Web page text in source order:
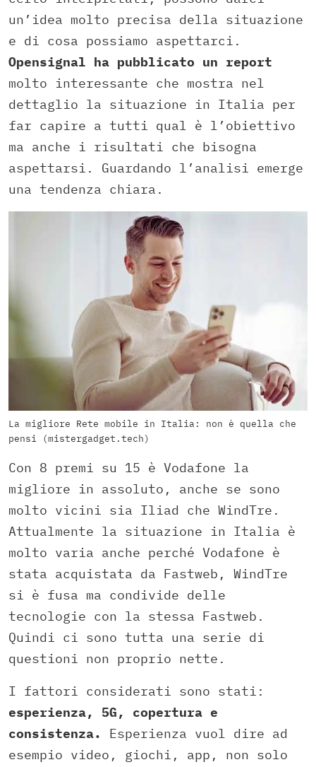
un’idea molto precisa della situazione
e di cosa possiamo aspettarci.
Opensignal ha pubblicato un report
molto interessante che mostra nel
dettaglio la situazione in Italia per
far capire a tutti qual è l’obiettivo
ma anche i risultati che bisogna
aspettarsi. Guardando l’analisi emerge
una tendenza chiara.
La migliore Rete mobile in Italia: non è quella che
pensi (mistergadget.tech)
Con 8 premi su 15 è Vodafone la
migliore in assoluto, anche se sono
molto vicini sia Iliad che WindTre.
Attualmente la situazione in Italia è
molto varia anche perché Vodafone è
stata acquistata da Fastweb, WindTre
si è fusa ma condivide delle
tecnologie con la stessa Fastweb.
Quindi ci sono tutta una serie di
questioni non proprio nette.
I fattori considerati sono stati:
esperienza, 5G, copertura e
consistenza. Esperienza vuol dire ad
esempio video, giochi, app, non solo